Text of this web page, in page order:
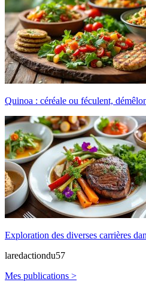
Quinoa : céréale ou féculent,
Exploration des diverses carrières
laredactiondu57
Mes publications >